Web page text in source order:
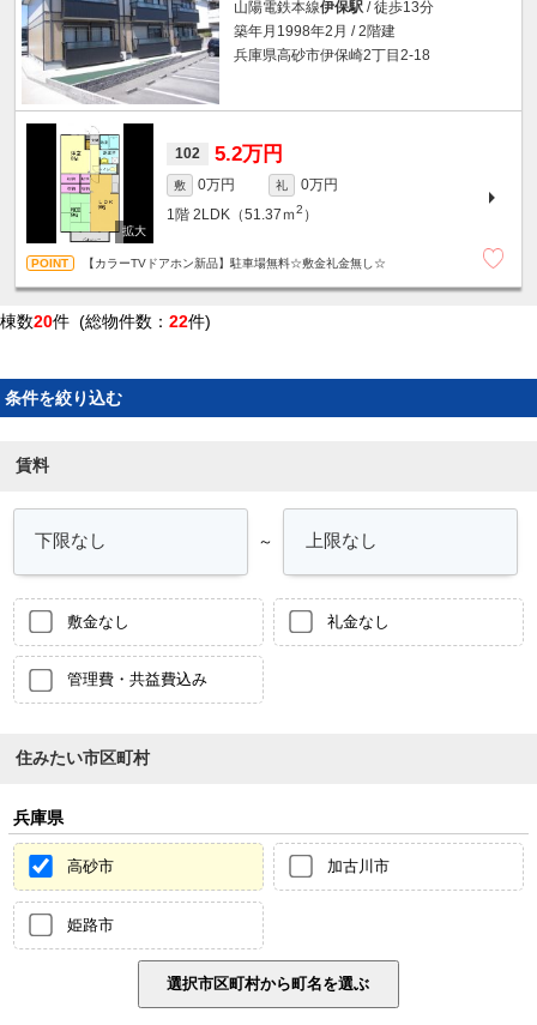
山陽電鉄本線伊保駅 / 徒歩13分
築年月1998年2月 / 2階建
兵庫県高砂市伊保崎2丁目2-18
102 5.2万円
敷 0万円 礼
0万円
1階 2LDK（51.37ｍ2 ）
【カラーTVドアホン新品】駐車場無料☆敷金礼金無し☆
棟数20件 (総物件数： 22件)
条件を絞り込む
賃料
～
敷金なし 礼金なし
管理費・共益費込み
住みたい市区町村
兵庫県
高砂市 加古川市
姫路市